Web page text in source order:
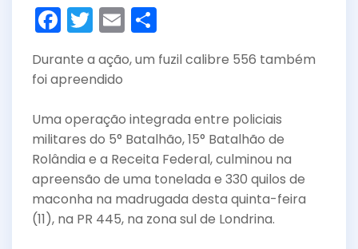
F
a
c
e
b
o
o
k
T
w
itt
er
E
m
ai
h
ar
Durante a ação, um fuzil calibre 556 também
foi apreendido
Uma operação integrada entre policiais
militares do 5° Batalhão, 15° Batalhão de
Rolândia e a Receita Federal, culminou na
apreensão de uma tonelada e 330 quilos de
maconha na madrugada desta quinta-feira
(11), na PR 445, na zona sul de Londrina.